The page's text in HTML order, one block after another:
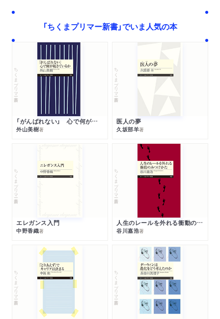
「ちくまプリマー新書」でいま人気の本
ちくまプリマー新書
「がんばれない」 心で何が起きているか
外山美樹著
ちくまプリマー新書
医人の夢
久坂部羊著
ちくまプリマー新書
エレガンス入門
中野香織著
ちくまプリマー新書
人生のレールを外れる衝動のみつけかた
谷川嘉浩著
ちくまプリマー新書 ちくまプリマー新書